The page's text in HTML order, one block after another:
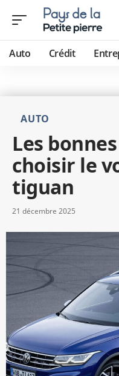
Auto Crédit
AUTO
Les
choisir le
tiguan
21 décembre 2025